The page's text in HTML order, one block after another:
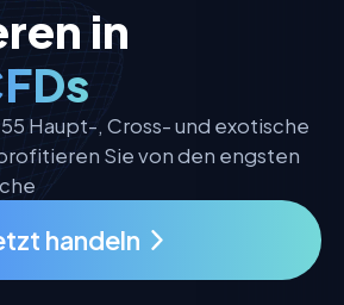
in
Haupt-, Cross- und exotische
Sie von den engsten
handeln